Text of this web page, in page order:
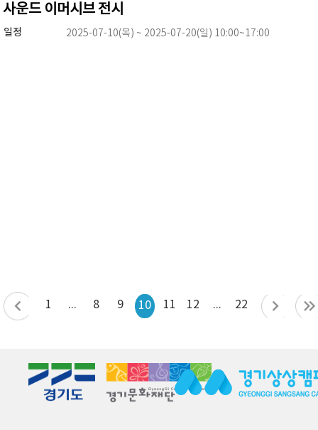
사운드 이머시브 전시
일정 2025-07-10(목) ~ 2025-07-20(일) 10:00~17:00
1 ... 8 9 10 11 12 ... 22